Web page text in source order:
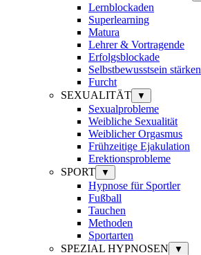
Lernblockaden
Superlearning
Matura
Lehrer & Vortragende
Erfolgsblockade
Selbstbewusstsein stärken
Furcht
SEXUALITÄT
▼
Sexualprobleme
Weibliche Sexualität
Weiblicher Orgasmus
Frühzeitige Ejakulation
Erektionsprobleme
SPORT
▼
Hypnose für Sportler
Fußball
Tauchen
Methoden
Sportarten
SPEZIAL HYPNOSEN
▼